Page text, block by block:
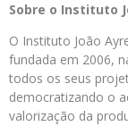
Sobre o Instituto
O Instituto João
fundada em 2006,
todos os seus
democratizando o
valorização da